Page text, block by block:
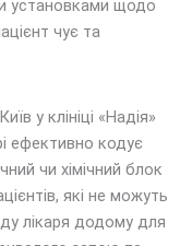
установками щодо
чує та
у клініці «Надія»
ефективно кодує
чи хімічний блок
які не можуть
лікаря додому для